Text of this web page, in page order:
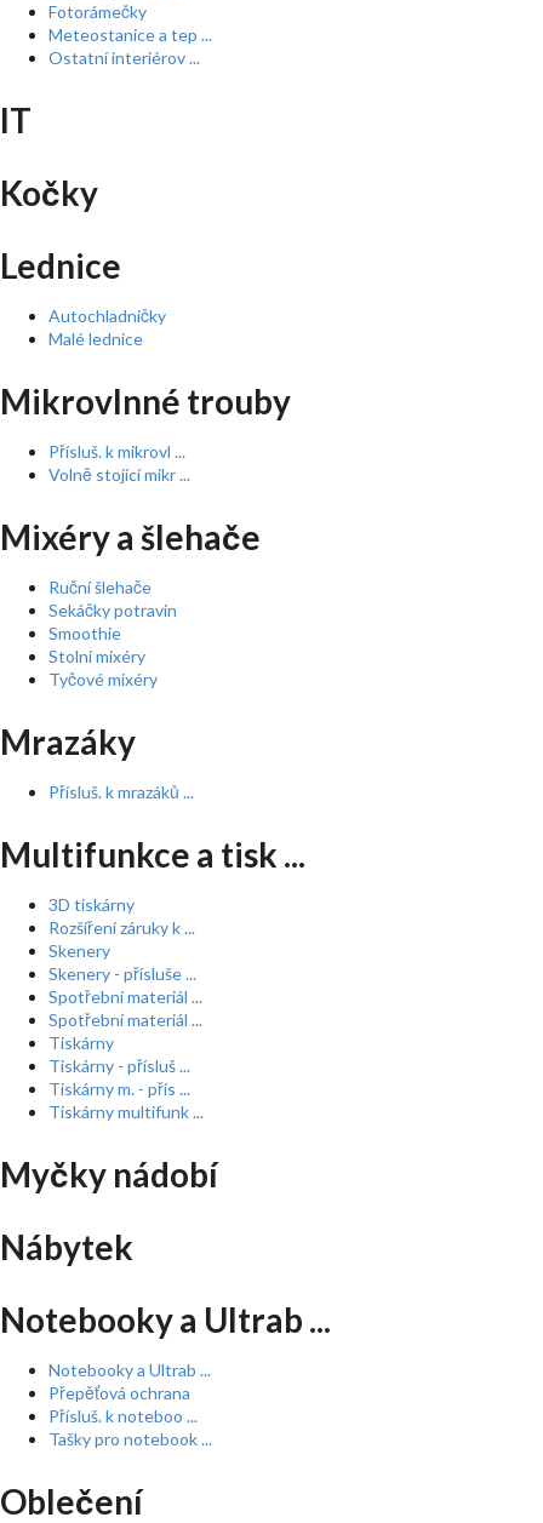
Fotorámečky
Meteostanice a tep ...
Ostatní interiérov ...
IT
Kočky
Lednice
Autochladničky
Malé lednice
Mikrovlnné trouby
Přísluš. k mikrovl ...
Volně stojící mikr ...
Mixéry a šlehače
Ruční šlehače
Sekáčky potravin
Smoothie
Stolní mixéry
Tyčové mixéry
Mrazáky
Přísluš. k mrazáků ...
Multifunkce a tisk ...
3D tiskárny
Rozšíření záruky k ...
Skenery
Skenery - přísluše ...
Spotřební materiál ...
Spotřební materiál ...
Tiskárny
Tiskárny - přísluš ...
Tiskárny m. - přís ...
Tiskárny multifunk ...
Myčky nádobí
Nábytek
Notebooky a Ultrab ...
Notebooky a Ultrab ...
Přepěťová ochrana
Přísluš. k noteboo ...
Tašky pro notebook ...
Oblečení